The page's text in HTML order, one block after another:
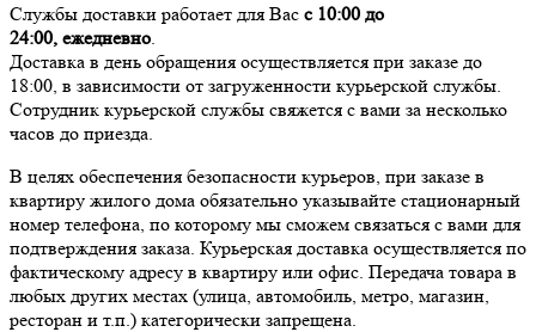
Службы доставки работает для Вас с 10:00 до
24:00, ежедневно.
Доставка в день обращения осуществляется при заказе до
18:00, в зависимости от загруженности курьерской службы.
Сотрудник курьерской службы свяжется с вами за несколько
часов до приезда.
В целях обеспечения безопасности курьеров, при заказе в
квартиру жилого дома обязательно указывайте стационарный
номер телефона, по которому мы сможем связаться с вами для
подтверждения заказа. Курьерская доставка осуществляется по
фактическому адресу в квартиру или офис. Передача товара в
любых других местах (улица, автомобиль, метро, магазин,
ресторан и т.п.) категорически запрещена.